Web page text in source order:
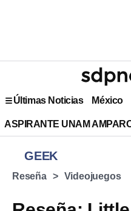
Últimas Noticias México
ASPIRANTE UNAM
GEEK
Reseña Videojuegos